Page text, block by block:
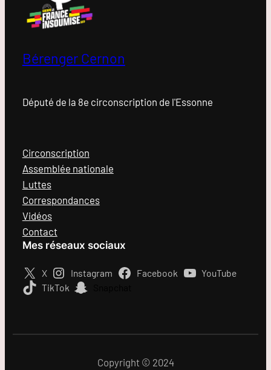
Bérenger Cernon
Député de la 8e circonscription de l'Essonne
Circonscription
Assemblée nationale
Luttes
Correspondances
Vidéos
Contact
Mes réseaux sociaux
X Instagram Facebook
YouTube
TikTok
Copyright © 2024